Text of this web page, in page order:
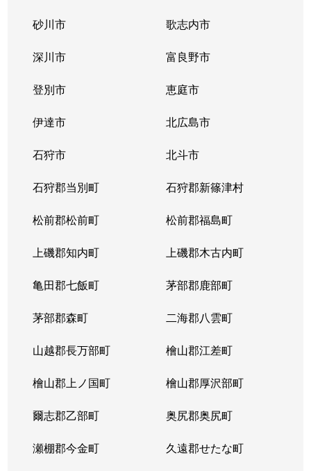
砂川市 歌志内市
深川市 富良野市
登別市 恵庭市
伊達市 北広島市
石狩市 北斗市
石狩郡当別町 石狩郡新篠津村
松前郡松前町 松前郡福島町
上磯郡知内町 上磯郡木古内町
亀田郡七飯町 茅部郡鹿部町
茅部郡森町 二海郡八雲町
山越郡長万部町 檜山郡江差町
檜山郡上ノ国町 檜山郡厚沢部町
爾志郡乙部町 奥尻郡奥尻町
瀬棚郡今金町 久遠郡せたな町